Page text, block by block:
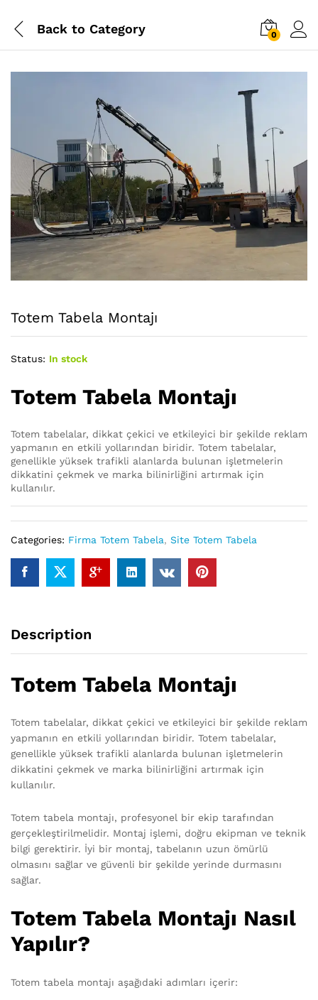
Back to Category 0
Totem Tabela Montajı
Status: In stock
Totem Tabela Montajı
Totem tabelalar, dikkat çekici ve etkileyici bir şekilde reklam
yapmanın en etkili yollarından biridir. Totem tabelalar,
genellikle yüksek trafikli alanlarda bulunan işletmelerin
dikkatini çekmek ve marka bilinirliğini artırmak için
kullanılır.
Categories: Firma Totem Tabela, Site Totem Tabela
Description
Totem Tabela Montajı
Totem tabelalar, dikkat çekici ve etkileyici bir şekilde reklam
yapmanın en etkili yollarından biridir. Totem tabelalar,
genellikle yüksek trafikli alanlarda bulunan işletmelerin
dikkatini çekmek ve marka bilinirliğini artırmak için
kullanılır.
Totem tabela montajı, profesyonel bir ekip tarafından
gerçekleştirilmelidir. Montaj işlemi, doğru ekipman ve teknik
bilgi gerektirir. İyi bir montaj, tabelanın uzun ömürlü
olmasını sağlar ve güvenli bir şekilde yerinde durmasını
sağlar.
Totem Tabela Montajı Nasıl
Yapılır?
Totem tabela montajı aşağıdaki adımları içerir: